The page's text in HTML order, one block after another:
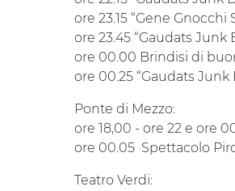
ore 23.15 “Gene
ore 23.45 “Gaudats
ore 00.00 Brindisi di
ore 00.25 “Gaudats
Ponte di Mezzo:
ore 18,00 - ore 22 e ore
ore 00.05 Spettacolo
Teatro Verdi: